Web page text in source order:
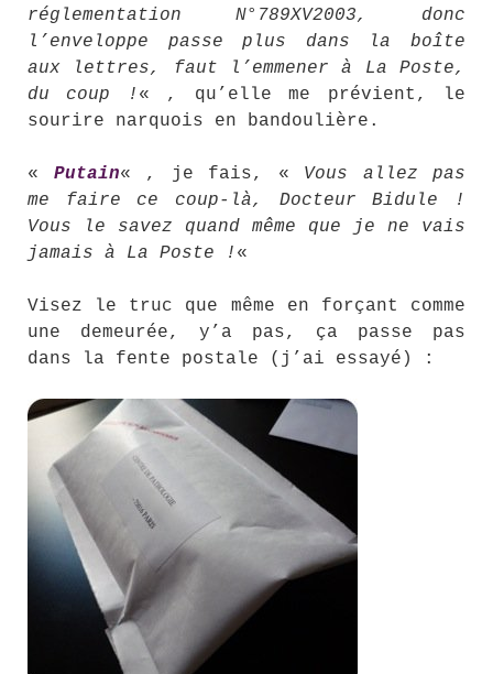
réglementation N°789XV2003, donc
l’enveloppe passe plus dans la boîte
aux lettres, faut l’emmener à La Poste,
du coup ! « , qu’elle me prévient, le
sourire narquois en bandoulière.
« Putain« , je fais, « Vous allez pas
me faire ce coup-là, Docteur Bidule !
Vous le savez quand même que je ne vais
jamais à La Poste ! «
Visez le truc que même en forçant comme
une demeurée, y’a pas, ça passe pas
dans la fente postale (j’ai essayé) :